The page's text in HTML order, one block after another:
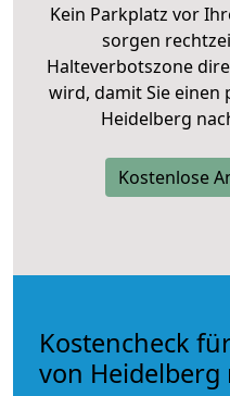
Kein Parkplatz vor
sorgen
Halteverbotszone
wird, damit Sie einen
Heidelberg
Kostenlose
Kostencheck
von Heidelberg